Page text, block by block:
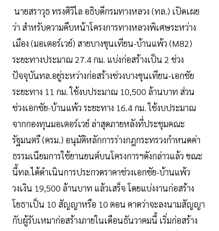
นายสราวุธ ทรงศิวิไล อธิบดีกรมทางหลวง (ทล.) เปิดเผย
ว่า สำหรับความคืบหน้าโครงการทางหลวงพิเศษระหว่าง
เมือง (มอเตอร์เวย์) สายบางขุนเทียน-บ้านแพ้ว (M82)
ระยะทางประมาณ 27.4 กม. แบ่งก่อสร้างเป็น 2 ช่วง
ปัจจุบันทล.อยู่ระหว่างก่อสร้างช่วงบางขุนเทียน-เอกชัย
ระยะทาง 11 กม. ใช้งบประมาณ 10,500 ล้านบาท ส่วน
ช่วงเอกชัย-บ้านแพ้ว ระยะทาง 16.4 กม. ใช้งบประมาณ
จากกองทุนมอเตอร์เวย์ ล่าสุดภายหลังที่ประชุมคณะ
รัฐมนตรี (ครม.) อนุมัติหลักการร่างกฎกระทรวงกำหนดค่า
ธรรมเนียมการใช้ยานยนต์บนโครงการฯดังกล่าวแล้ว ขณะ
นี้ทล.ได้ดำเนินการประกวดราคาช่วงเอกชัย-บ้านแพ้ว
วงเงิน 19,500 ล้านบาท แล้วเสร็จ โดยแบ่งงานก่อสร้าง
โยธาเป็น 10 สัญญาหรือ 10 ตอน คาดว่าจะลงนามสัญญา
กับผู้รับเหมาก่อสร้างภายในเดือนธันวาคมนี้ เริ่มก่อสร้าง